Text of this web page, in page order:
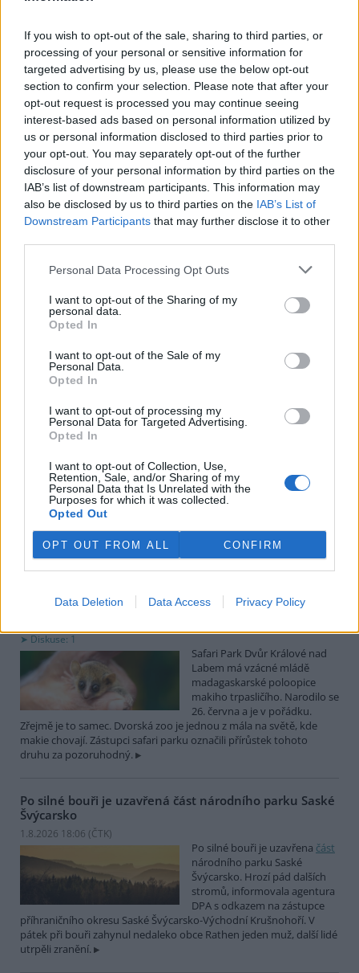
If you wish to opt-out of the sale, sharing to third parties, or
processing of your personal or sensitive information for
targeted advertising by us, please use the below opt-out
section to confirm your selection. Please note that after your
opt-out request is processed you may continue seeing
interest-based ads based on personal information utilized by
us or personal information disclosed to third parties prior to
your opt-out. You may separately opt-out of the further
disclosure of your personal information by third parties on the
IAB’s list of downstream participants. This information may
also be disclosed by us to third parties on the IAB’s List of
Downstream Participants that may further disclose it to other
Personal Data Processing Opt Outs
I want to opt-out of the Sharing of my
personal data.
Opted In
I want to opt-out of the Sale of my
Personal Data.
Opted In
I want to opt-out of processing my
Personal Data for Targeted Advertising.
Opted In
I want to opt-out of Collection, Use,
Retention, Sale, and/or Sharing of my
Personal Data that Is Unrelated with the
Purposes for which it was collected.
Opted Out
OPT OUT FROM ALL CONFIRM
Data Deletion Data Access Privacy Policy
bude příběh místní kdysi
významné obce s poštou,
četnickou stanicí i několika hostinci, která zanikla zhruba před 80
lety kvůli zřízení vojenského výcvikového prostoru Ralsko.
Opravený pomník chce geopark ukázat na konci srpna při akci
Proměny, která každoročně připomíná historii zaniklých obcí z
tohoto území. ČTK o tom informovala ředitelka Národního
geoparku Ralsko Lenka Mrázová.
Čeští a němečtí ochránci přírody obnoví biodiverzitu
kolem Liberce a Žitavy
2.8.2026 18:32 | LIBEREC (ČTK)
přírody chtějí obnovit
biologickou rozmanitost na
více než 150 hektarech
krajiny v okolí Liberce a německé Žitavy. Na společném
přeshraničním projektu budou spolupracovat tři organizace:
Čmelák – Společnost přátel přírody, Centrum ochrany přírody
Žitavské hory a Mezinárodní centrum setkávání St. Marienthal,
uvedl předseda spolku Čmelák Jan Korytář.
Sklizeň bylinek na Pardubicku je náročná a trvá měsíce
2.8.2026 18:12 | KŘIČEŇ (ČTK)
běžných zemědělských plodin.
Zatímco obilí zvládnou
zemědělci sklidit během
několika týdnů, u bylinek práce trvá měsíce. V Křični na Pardubicku
o tom vědí své, na Statku Junek vrcholí jedna z nejnáročnějších
částí sezony. ČTK to řekla majitelka hospodářství Iva Junková.
makiho trpasličího
Diskuse: 1
Safari Park Dvůr Králové nad
Labem má vzácné mládě
madagaskarské poloopice
makiho trpasličího. Narodilo se
26. června a je v pořádku.
Zřejmě je to samec. Dvorská zoo je jednou z mála na světě, kde
makie chovají. Zástupci safari parku označili přírůstek tohoto
druhu za pozoruhodný.
Po silné bouři je uzavřená část národního parku Saské
Švýcarsko
1.8.2026 18:06 (ČTK)
Po silné bouři je uzavřena část
národního parku Saské
Švýcarsko. Hrozí pád dalších
stromů, informovala agentura
DPA s odkazem na zástupce
příhraničního okresu Saské Švýcarsko-Východní Krušnohoří. V
pátek při bouři zahynul nedaleko obce Rathen jeden muž, další lidé
utrpěli zranění.